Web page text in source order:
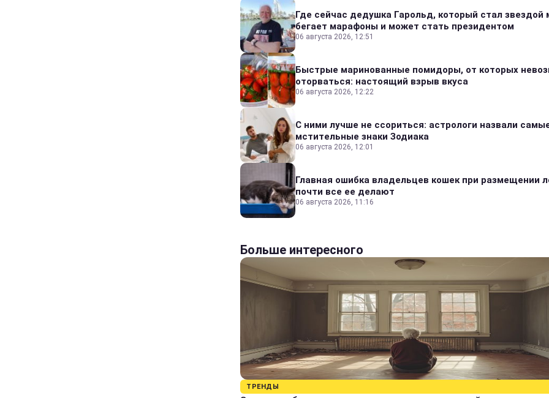
Где сейчас дедушка Гарольд, который стал звездой
бегает марафоны и может стать президентом
06 августа 2026, 12:51
Быстрые маринованные помидоры, от которых
оторваться: настоящий взрыв вкуса
06 августа 2026, 12:22
С ними лучше не ссориться: астрологи назвали
мстительные знаки Зодиака
06 августа 2026, 12:01
Главная ошибка владельцев кошек при размещении
почти все ее делают
06 августа 2026, 11:16
Больше интересного
ТРЕНДЫ